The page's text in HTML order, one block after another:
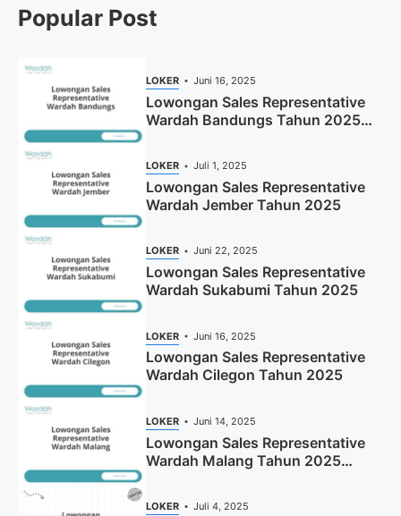
Popular Post
LOKER Juni 16, 2025
Lowongan Sales Representative
Wardah Bandungs Tahun 2025
LOKER Juli 1, 2025
Lowongan Sales Representative
Wardah Jember Tahun 2025
LOKER Juni 22, 2025
Lowongan Sales Representative
Wardah Sukabumi Tahun 2025
LOKER Juni 16, 2025
Lowongan Sales Representative
Wardah Cilegon Tahun 2025
LOKER Juni 14, 2025
Lowongan Sales Representative
Wardah Malang Tahun 2025
LOKER Juli 4, 2025